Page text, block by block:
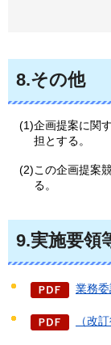
8.その他
(1)企画提案に関
担とする。
(2)この企画提案
る。
9.実施要領
業務委
（改